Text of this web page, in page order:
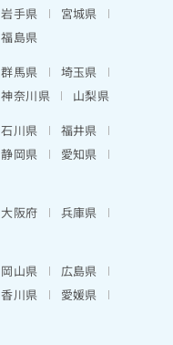
岩手県
宮城県
福島県
群馬県
埼玉県
神奈川県
山梨県
石川県
福井県
静岡県
愛知県
大阪府
兵庫県
岡山県
広島県
香川県
愛媛県